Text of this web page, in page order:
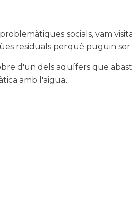
socials, vam
residuals perquè puguin
d'un dels aqüífers que
amb l'aigua.